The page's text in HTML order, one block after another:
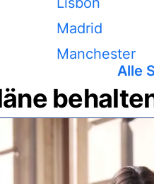
Madrid
Manchester
Alle